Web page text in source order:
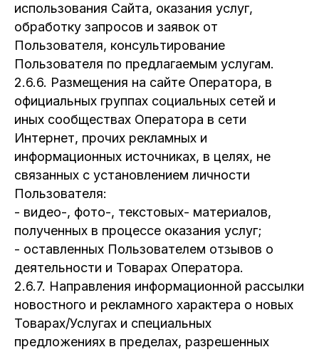
использования Сайта, оказания услуг,
обработку запросов и заявок от
Пользователя, консультирование
Пользователя по предлагаемым услугам.
2.6.6. Размещения на сайте Оператора, в
официальных группах социальных сетей и
иных сообществах Оператора в сети
Интернет, прочих рекламных и
информационных источниках, в целях, не
связанных с установлением личности
Пользователя:
- видео-, фото-, текстовых- материалов,
полученных в процессе оказания услуг;
- оставленных Пользователем отзывов о
деятельности и Товарах Оператора.
2.6.7. Направления информационной рассылки
новостного и рекламного характера о новых
Товарах/Услугах и специальных
предложениях в пределах, разрешенных